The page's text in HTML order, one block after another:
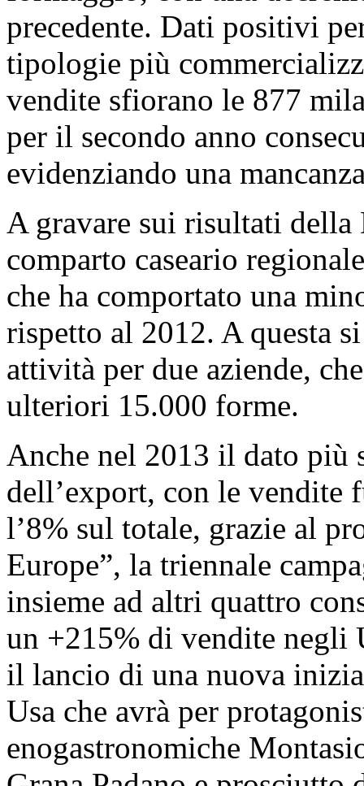
precedente. Dati positivi
tipologie più
vendite sfiorano le 877
per il secondo anno
evidenziando una
A gravare sui risultati della
comparto caseario
che ha comportato una
rispetto al 2012. A questa
attività per due aziende,
ulteriori 15.000 forme.
Anche nel 2013 il dato
dell’export, con le vendite
l’8% sul totale, grazie al
Europe”, la triennale
insieme ad altri quattro
un +215% di vendite negli
il lancio di una nuova
Usa che avrà per
enogastronomiche